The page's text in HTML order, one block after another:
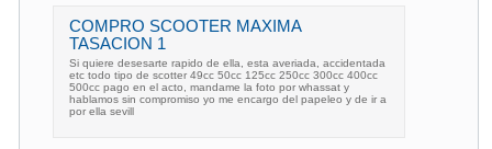
COMPRO SCOOTER MAXIMA
TASACION 1
Si quiere desesarte rapido de ella, esta averiada, accidentada
etc todo tipo de scotter 49cc 50cc 125cc 250cc 300cc 400cc
500cc pago en el acto, mandame la foto por whassat y
hablamos sin compromiso yo me encargo del papeleo y de ir a
por ella sevill